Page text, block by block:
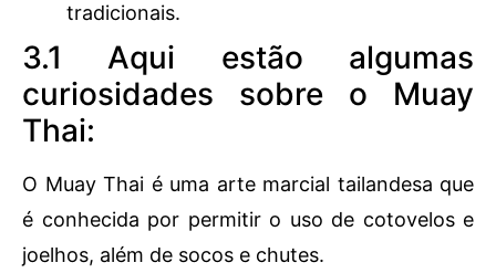
tradicionais.
3.1 Aqui estão algumas
curiosidades sobre o Muay
Thai:
O Muay Thai é uma arte marcial tailandesa que
é conhecida por permitir o uso de cotovelos e
joelhos, além de socos e chutes.